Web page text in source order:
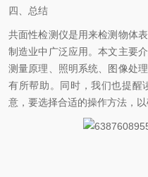
四、总结
共面性检测仪是用来检测物体
制造业中广泛应用。本文主要
测量原理、照明系统、图像处
有所帮助。同时，我们也提醒
意，要选择合适的操作方法，